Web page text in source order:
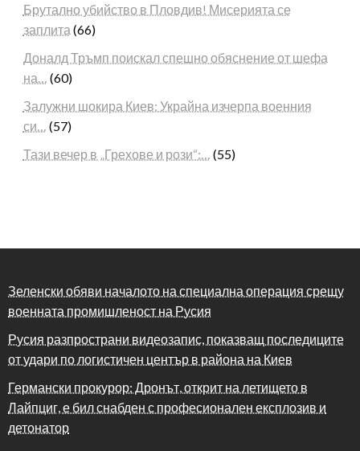
Брутално убийство в Пловдив! Мисерията се
заплита (66)
Доналд Тръмп поискал спешно обяснение от шефа
на… (60)
Залужни шокира Киев: Украйна изчерпа военния
си… (57)
Тази вечер в „Грехове и рози“:… (55)
Зеленски обяви началото на специална операция срещу
военната промишленост на Русия
Русия разпространи видеозапис, показващ последиците
от удари по логистичен център в района на Киев
Германски прокурор: Дронът, открит на летището в
Лайпциг, е бил снабден с професионален експлозив и
детонатор